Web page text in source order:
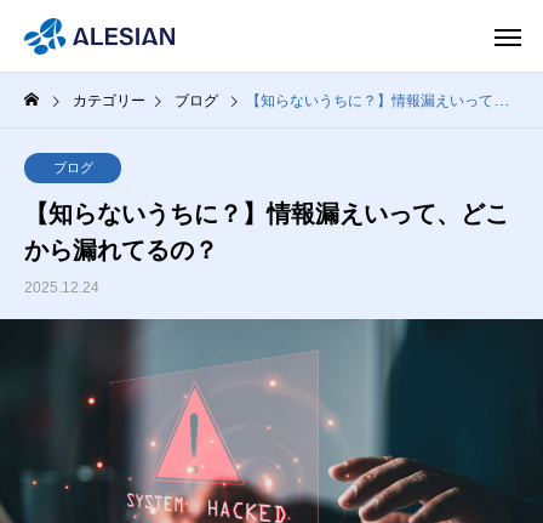
カテゴリー ブログ 【知らないうちに？】情報漏えいって、どこから漏れてるの？
ブログ
【知らないうちに？】情報漏えいって、どこ
から漏れてるの？
2025.12.24